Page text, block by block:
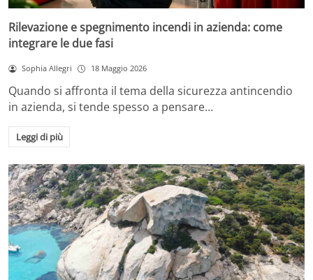
Rilevazione e spegnimento incendi in azienda: come
integrare le due fasi
Sophia Allegri 18 Maggio 2026
Quando si affronta il tema della sicurezza antincendio
in azienda, si tende spesso a pensare…
Leggi di più